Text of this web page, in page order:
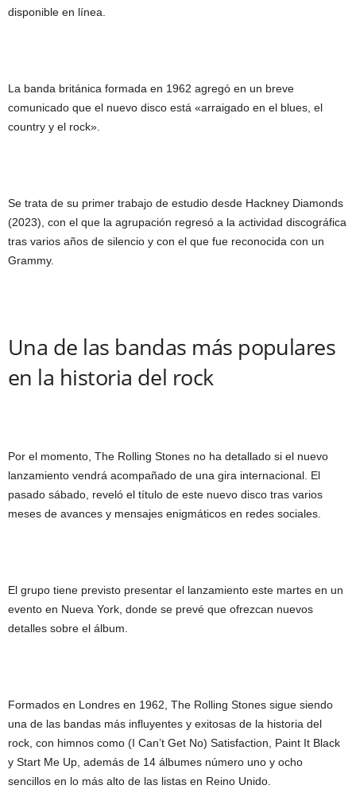
disponible en línea.
La banda británica formada en 1962 agregó en un breve
comunicado que el nuevo disco está «arraigado en el blues, el
country y el rock».
Se trata de su primer trabajo de estudio desde Hackney Diamonds
(2023), con el que la agrupación regresó a la actividad discográfica
tras varios años de silencio y con el que fue reconocida con un
Grammy.
Una de las bandas más populares
en la historia del rock
Por el momento, The Rolling Stones no ha detallado si el nuevo
lanzamiento vendrá acompañado de una gira internacional. El
pasado sábado, reveló el título de este nuevo disco tras varios
meses de avances y mensajes enigmáticos en redes sociales.
El grupo tiene previsto presentar el lanzamiento este martes en un
evento en Nueva York, donde se prevé que ofrezcan nuevos
detalles sobre el álbum.
Formados en Londres en 1962, The Rolling Stones sigue siendo
una de las bandas más influyentes y exitosas de la historia del
rock, con himnos como (I Can’t Get No) Satisfaction, Paint It Black
y Start Me Up, además de 14 álbumes número uno y ocho
sencillos en lo más alto de las listas en Reino Unido.